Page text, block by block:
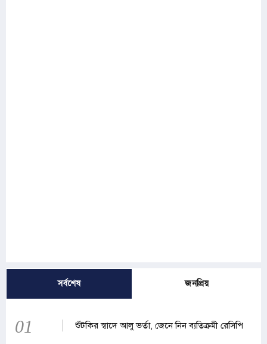
সর্বশেষ জনপ্রিয়
01 শুঁটকির স্বাদে আলু ভর্তা, জেনে নিন ব্যতিক্রমী রেসিপি